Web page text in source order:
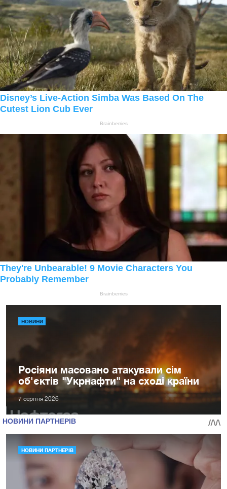
НОВИНИ
Росіяни масовано атакували сім
об'єктів "Укрнафти" на сході країни
7 серпня 2026